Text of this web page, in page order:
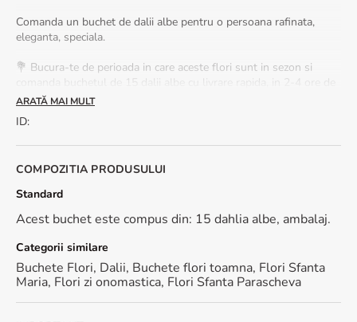
Comanda un buchet de dalii albe pentru o persoana rafinata,
eleganta, speciala.
💐 Bucura-te de perioada in care aceste flori sunt in sezon si
comanda buchetul de 15 dalii albe cu livrare rapida, in 2-4 ore de
la plasarea comenzii si procesarea platii. La fiecare comanda
💧 Cum sa pastrezi florile proaspete:
Taie tulpinile in unghi oblic
Tine aranjamentul ferit de caldura si razele soarelui
Sezonalitate: buchetele cu dalii sunt disponibile in perioada
august-septembrie.
ARATĂ MAI MULT
ID:
COMPOZITIA PRODUSULUI
Standard
Acest buchet este compus din: 15 dahlia albe, ambalaj.
Categorii similare
Buchete Flori, Dalii, Buchete flori toamna, Flori Sfanta
Maria, Flori zi onomastica, Flori Sfanta Parascheva